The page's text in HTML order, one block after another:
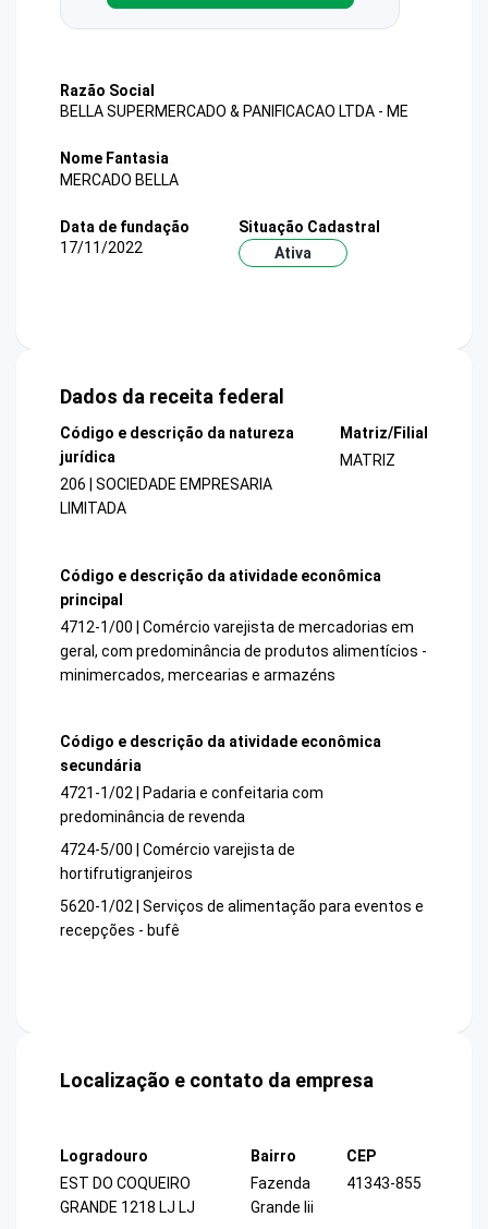
Razão Social
BELLA SUPERMERCADO & PANIFICACAO LTDA - ME
Nome Fantasia
MERCADO BELLA
Data de fundação
17/11/2022
Situação Cadastral
Ativa
Dados da receita federal
Código e descrição da natureza
jurídica
206 | SOCIEDADE EMPRESARIA
LIMITADA
Matriz/Filial
MATRIZ
Código e descrição da atividade econômica
principal
4712-1/00 | Comércio varejista de mercadorias em
geral, com predominância de produtos alimentícios -
minimercados, mercearias e armazéns
Código e descrição da atividade econômica
secundária
4721-1/02 | Padaria e confeitaria com
predominância de revenda
4724-5/00 | Comércio varejista de
hortifrutigranjeiros
5620-1/02 | Serviços de alimentação para eventos e
recepções - bufê
Localização e contato da empresa
Logradouro
EST DO COQUEIRO
GRANDE 1218 LJ LJ
Bairro
Fazenda
Grande Iii
CEP
41343-855